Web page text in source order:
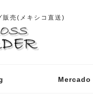
販売(メキシコ直送)